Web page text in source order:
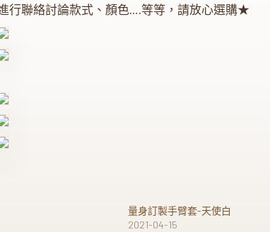
行聯絡討論款式、顏色….等等，請放心選購★
量身訂製手臂套-天使白
2021-04-15